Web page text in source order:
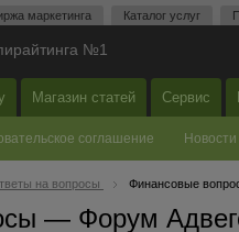
маркетинга Каталог услуг
№1
Магазин статей Сервис
соглашение Новости
на вопросы Финансовые
— Форум